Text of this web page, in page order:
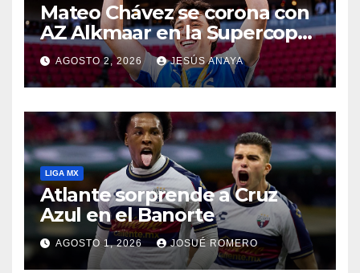
Mateo Chávez se corona con
AZ Alkmaar en la Supercopa
de Países Bajos
AGOSTO 2, 2026 JESÚS ANAYA
LIGA MX
Atlante sorprende a Cruz
Azul en el Banorte
AGOSTO 1, 2026 JOSUÉ ROMERO